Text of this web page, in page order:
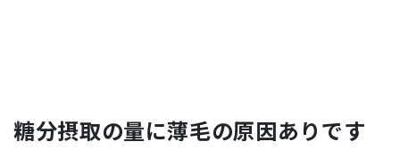
糖分摂取の量に薄毛の原因ありです